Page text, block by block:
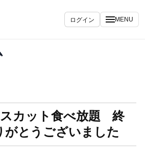
ログイン MENU
カット食べ放題 終
とうございました